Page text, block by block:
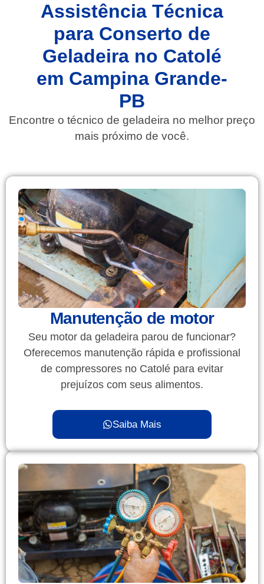
Assistência Técnica
para Conserto de
Geladeira no Catolé
em Campina Grande-
PB
Encontre o técnico de geladeira no melhor preço
mais próximo de você.
Manutenção de motor
Seu motor da geladeira parou de funcionar?
Oferecemos manutenção rápida e profissional
de compressores no Catolé para evitar
prejuízos com seus alimentos.
Saiba Mais